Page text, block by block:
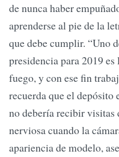
de nunca haber
aprenderse al pie de la
que debe cumplir. “Uno
presidencia para 2019
fuego, y con ese fin
recuerda que el depósito
no debería recibir visitas
nerviosa cuando la
apariencia de modelo,